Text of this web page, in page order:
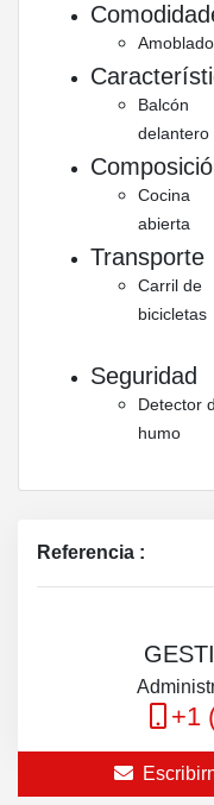
Amoblado
Balcón
delantero
Cocina
abierta
Transporte
Carril de
bicicletas
Seguridad
Detector
humo
Referencia :
+1